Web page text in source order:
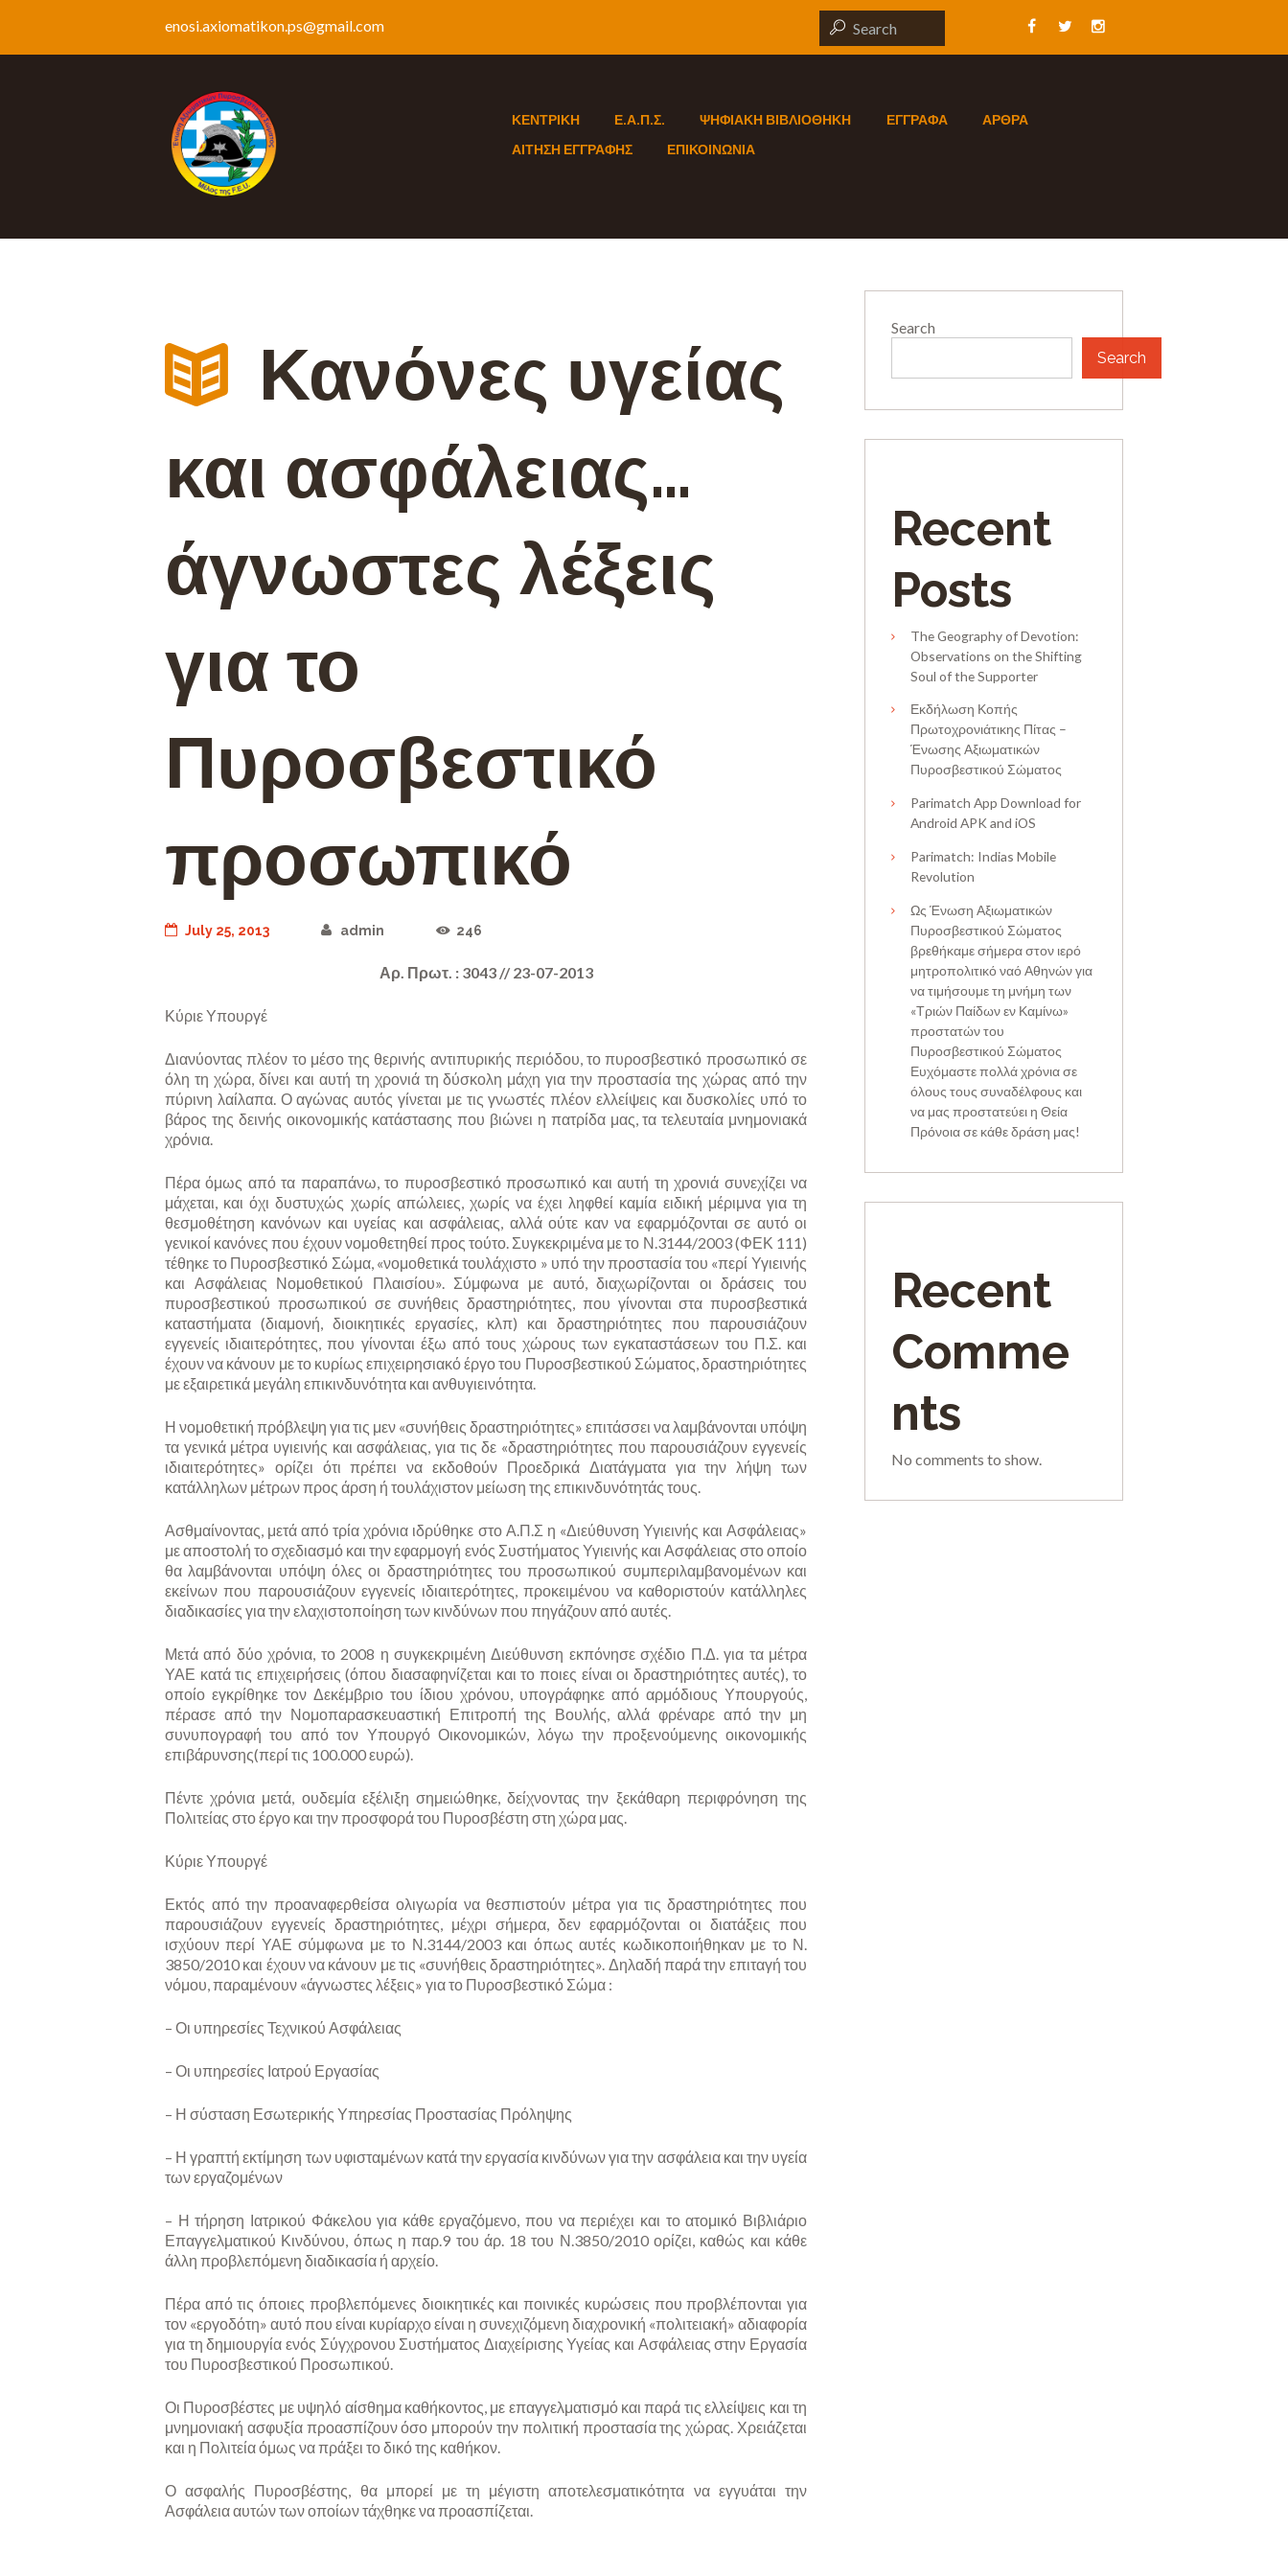
enosi.axiomatikon.ps@gmail.com
ΚΕΝΤΡΙΚΗ Ε.Α.Π.Σ. ΨΗΦΙΑΚΗ ΒΙΒΛΙΟΘΗΚΗ ΕΓΓΡΑΦΑ
ΑΡΘΡΑ
ΑΙΤΗΣΗ ΕΓΓΡΑΦΗΣ
ΕΠΙΚΟΙΝΩΝΙΑ
Κανόνες υγείας
και ασφάλειας…
άγνωστες λέξεις
για το
Πυροσβεστικό
προσωπικό
July 25, 2013 admin 246
Αρ. Πρωτ. : 3043 // 23-07-2013
Κύριε Υπουργέ
Διανύοντας πλέον το μέσο της θερινής αντιπυρικής περιόδου, το πυροσβεστικό προσωπικό σε
όλη τη χώρα, δίνει και αυτή τη χρονιά τη δύσκολη μάχη για την προστασία της χώρας από την
πύρινη λαίλαπα. Ο αγώνας αυτός γίνεται με τις γνωστές πλέον ελλείψεις και δυσκολίες υπό το
βάρος της δεινής οικονομικής κατάστασης που βιώνει η πατρίδα μας, τα τελευταία μνημονιακά
χρόνια.
Πέρα όμως από τα παραπάνω, το πυροσβεστικό προσωπικό και αυτή τη χρονιά συνεχίζει να
μάχεται, και όχι δυστυχώς χωρίς απώλειες, χωρίς να έχει ληφθεί καμία ειδική μέριμνα για τη
θεσμοθέτηση κανόνων και υγείας και ασφάλειας, αλλά ούτε καν να εφαρμόζονται σε αυτό οι
γενικοί κανόνες που έχουν νομοθετηθεί προς τούτο. Συγκεκριμένα με το Ν.3144/2003 (ΦΕΚ 111)
τέθηκε το Πυροσβεστικό Σώμα, «νομοθετικά τουλάχιστο » υπό την προστασία του «περί Υγιεινής
και Ασφάλειας Νομοθετικού Πλαισίου». Σύμφωνα με αυτό, διαχωρίζονται οι δράσεις του
πυροσβεστικού προσωπικού σε συνήθεις δραστηριότητες, που γίνονται στα πυροσβεστικά
καταστήματα (διαμονή, διοικητικές εργασίες, κλπ) και δραστηριότητες που παρουσιάζουν
εγγενείς ιδιαιτερότητες, που γίνονται έξω από τους χώρους των εγκαταστάσεων του Π.Σ. και
έχουν να κάνουν με το κυρίως επιχειρησιακό έργο του Πυροσβεστικού Σώματος, δραστηριότητες
με εξαιρετικά μεγάλη επικινδυνότητα και ανθυγιεινότητα.
Η νομοθετική πρόβλεψη για τις μεν «συνήθεις δραστηριότητες» επιτάσσει να λαμβάνονται υπόψη
τα γενικά μέτρα υγιεινής και ασφάλειας, για τις δε «δραστηριότητες που παρουσιάζουν εγγενείς
ιδιαιτερότητες» ορίζει ότι πρέπει να εκδοθούν Προεδρικά Διατάγματα για την λήψη των
κατάλληλων μέτρων προς άρση ή τουλάχιστον μείωση της επικινδυνότητάς τους.
Ασθμαίνοντας, μετά από τρία χρόνια ιδρύθηκε στο Α.Π.Σ η «Διεύθυνση Υγιεινής και Ασφάλειας»
με αποστολή το σχεδιασμό και την εφαρμογή ενός Συστήματος Υγιεινής και Ασφάλειας στο οποίο
θα λαμβάνονται υπόψη όλες οι δραστηριότητες του προσωπικού συμπεριλαμβανομένων και
εκείνων που παρουσιάζουν εγγενείς ιδιαιτερότητες, προκειμένου να καθοριστούν κατάλληλες
διαδικασίες για την ελαχιστοποίηση των κινδύνων που πηγάζουν από αυτές.
Μετά από δύο χρόνια, το 2008 η συγκεκριμένη Διεύθυνση εκπόνησε σχέδιο Π.Δ. για τα μέτρα
ΥΑΕ κατά τις επιχειρήσεις (όπου διασαφηνίζεται και το ποιες είναι οι δραστηριότητες αυτές), το
οποίο εγκρίθηκε τον Δεκέμβριο του ίδιου χρόνου, υπογράφηκε από αρμόδιους Υπουργούς,
πέρασε από την Νομοπαρασκευαστική Επιτροπή της Βουλής, αλλά φρέναρε από την μη
συνυπογραφή του από τον Υπουργό Οικονομικών, λόγω την προξενούμενης οικονομικής
επιβάρυνσης(περί τις 100.000 ευρώ).
Πέντε χρόνια μετά, ουδεμία εξέλιξη σημειώθηκε, δείχνοντας την ξεκάθαρη περιφρόνηση της
Πολιτείας στο έργο και την προσφορά του Πυροσβέστη στη χώρα μας.
Κύριε Υπουργέ
Εκτός από την προαναφερθείσα ολιγωρία να θεσπιστούν μέτρα για τις δραστηριότητες που
παρουσιάζουν εγγενείς δραστηριότητες, μέχρι σήμερα, δεν εφαρμόζονται οι διατάξεις που
ισχύουν περί ΥΑΕ σύμφωνα με το Ν.3144/2003 και όπως αυτές κωδικοποιήθηκαν με το Ν.
3850/2010 και έχουν να κάνουν με τις «συνήθεις δραστηριότητες». Δηλαδή παρά την επιταγή του
νόμου, παραμένουν «άγνωστες λέξεις» για το Πυροσβεστικό Σώμα :
– Οι υπηρεσίες Τεχνικού Ασφάλειας
– Οι υπηρεσίες Ιατρού Εργασίας
– Η σύσταση Εσωτερικής Υπηρεσίας Προστασίας Πρόληψης
– Η γραπτή εκτίμηση των υφισταμένων κατά την εργασία κινδύνων για την ασφάλεια και την υγεία
των εργαζομένων
– Η τήρηση Ιατρικού Φάκελου για κάθε εργαζόμενο, που να περιέχει και το ατομικό Βιβλιάριο
Επαγγελματικού Κινδύνου, όπως η παρ.9 του άρ. 18 του Ν.3850/2010 ορίζει, καθώς και κάθε
άλλη προβλεπόμενη διαδικασία ή αρχείο.
Πέρα από τις όποιες προβλεπόμενες διοικητικές και ποινικές κυρώσεις που προβλέπονται για
τον «εργοδότη» αυτό που είναι κυρίαρχο είναι η συνεχιζόμενη διαχρονική «πολιτειακή» αδιαφορία
για τη δημιουργία ενός Σύγχρονου Συστήματος Διαχείρισης Υγείας και Ασφάλειας στην Εργασία
του Πυροσβεστικού Προσωπικού.
Οι Πυροσβέστες με υψηλό αίσθημα καθήκοντος, με επαγγελματισμό και παρά τις ελλείψεις και τη
μνημονιακή ασφυξία προασπίζουν όσο μπορούν την πολιτική προστασία της χώρας. Χρειάζεται
και η Πολιτεία όμως να πράξει το δικό της καθήκον.
Ο ασφαλής Πυροσβέστης, θα μπορεί με τη μέγιστη αποτελεσματικότητα να εγγυάται την
Ασφάλεια αυτών των οποίων τάχθηκε να προασπίζεται.
Search
Search
Recent
Posts
The Geography of Devotion:
Observations on the Shifting
Soul of the Supporter
Εκδήλωση Κοπής
Πρωτοχρονιάτικης Πίτας –
Ένωσης Αξιωματικών
Πυροσβεστικού Σώματος
Parimatch App Download for
Android APK and iOS
Parimatch: Indias Mobile
Revolution
Ως Ένωση Αξιωματικών
Πυροσβεστικού Σώματος
βρεθήκαμε σήμερα στον ιερό
μητροπολιτικό ναό Αθηνών για
να τιμήσουμε τη μνήμη των
«Τριών Παίδων εν Καμίνω»
προστατών του
Πυροσβεστικού Σώματος
Ευχόμαστε πολλά χρόνια σε
όλους τους συναδέλφους και
να μας προστατεύει η Θεία
Πρόνοια σε κάθε δράση μας!
Recent
Comme
nts
No comments to show.